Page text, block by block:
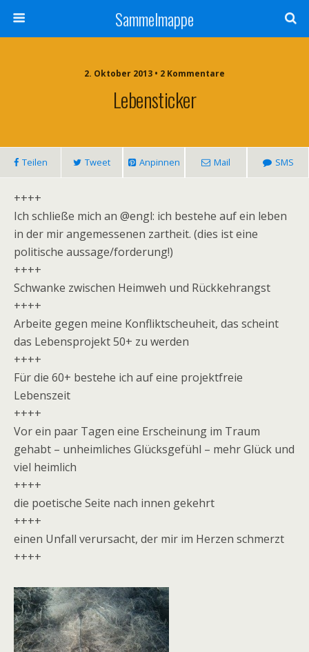
Sammelmappe
2. Oktober 2013 • 2 Kommentare
Lebensticker
Teilen Tweet Anpinnen Mail SMS
++++
Ich schließe mich an @engl: ich bestehe auf ein leben
in der mir angemessenen zartheit. (dies ist eine
politische aussage/forderung!)
++++
Schwanke zwischen Heimweh und Rückkehrangst
++++
Arbeite gegen meine Konfliktscheuheit, das scheint
das Lebensprojekt 50+ zu werden
++++
Für die 60+ bestehe ich auf eine projektfreie
Lebenszeit
++++
Vor ein paar Tagen eine Erscheinung im Traum
gehabt – unheimliches Glücksgefühl – mehr Glück und
viel heimlich
++++
die poetische Seite nach innen gekehrt
++++
einen Unfall verursacht, der mir im Herzen schmerzt
++++